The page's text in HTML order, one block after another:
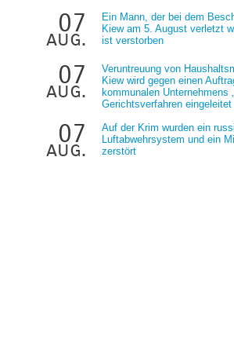
07
aug.
Ein Mann, der bei dem
Kiew am 5. August verletzt
ist verstorben
07
aug.
Veruntreuung von
Kiew wird gegen einen
kommunalen Unternehmens
Gerichtsverfahren eingeleitet
07
aug.
Auf der Krim wurden ein
Luftabwehrsystem und ein
zerstört